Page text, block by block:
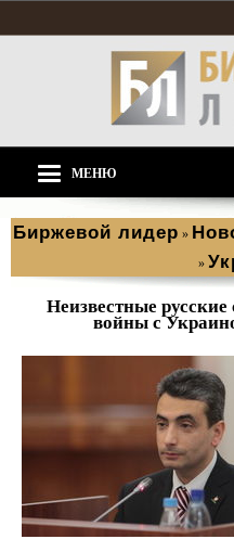
МЕНЮ
Биржевой лидер »
»
Неизвестные
войны с